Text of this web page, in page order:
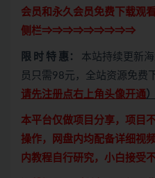
会员和永久会员免费下
侧栏⇒⇒⇒⇒⇒⇒⇒⇒⇒
限 时 特 惠： 本站持续更新
员只需98元，全站资源免费
请先注册点右上角头像开通）
本平台仅做项目分享，项目
操作，网盘内均配备详细视
内教程自行研究，小白接受